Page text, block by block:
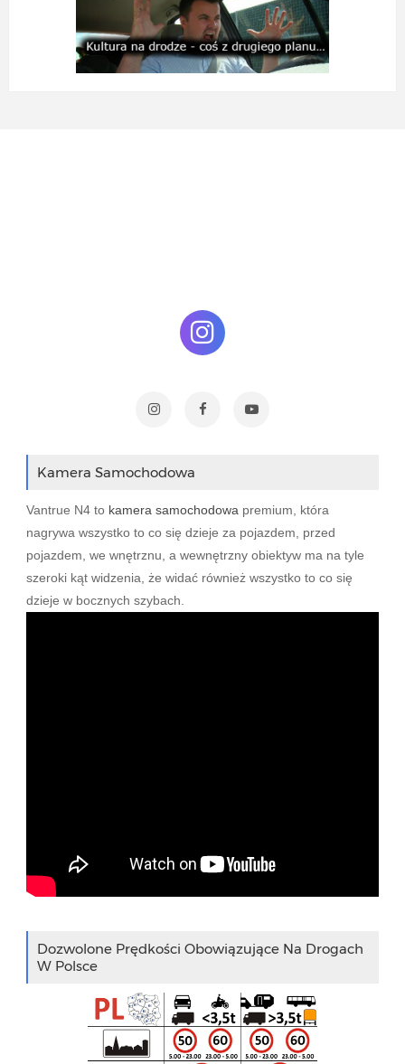
Kamera Samochodowa
Vantrue N4 to kamera samochodowa premium, która
nagrywa wszystko to co się dzieje za pojazdem, przed
pojazdem, we wnętrznu, a wewnętrzny obiektyw ma na tyle
szeroki kąt widzenia, że widać również wszystko to co się
dzieje w bocznych szybach.
Dozwolone Prędkości Obowiązujące Na Drogach
W Polsce